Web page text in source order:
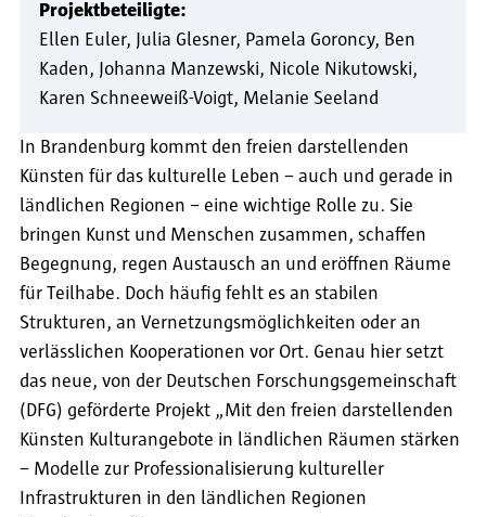
Projektbeteiligte:
Ellen Euler
Julia Glesner Pamela Goroncy
Ben
Kaden
Johanna Manzewski
Nicole Nikutowski
Karen Schneeweiß-Voigt Melanie Seeland
In Brandenburg kommt den freien darstellenden
Künsten für das kulturelle Leben – auch und gerade in
ländlichen Regionen – eine wichtige Rolle zu. Sie
bringen Kunst und Menschen zusammen, schaffen
Begegnung, regen Austausch an und eröffnen Räume
für Teilhabe. Doch häufig fehlt es an stabilen
Strukturen, an Vernetzungsmöglichkeiten oder an
verlässlichen Kooperationen vor Ort. Genau hier setzt
das neue, von der Deutschen Forschungsgemeinschaft
(DFG) geförderte Projekt „Mit den freien darstellenden
Künsten Kulturangebote in ländlichen Räumen stärken
– Modelle zur Professionalisierung kultureller
Infrastrukturen in den ländlichen Regionen